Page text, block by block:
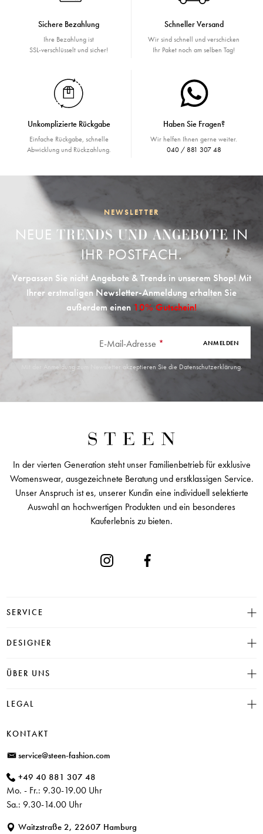
Sichere Bezahlung
Ihre Bezahlung ist
SSL-verschlüsselt und sicher!
Schneller Versand
Wir sind schnell und verschicken
Ihr Paket noch am selben Tag!
Unkomplizierte Rückgabe
Einfache Rückgabe, schnelle
Abwicklung und Rückzahlung.
Haben Sie Fragen?
Wir helfen Ihnen gerne weiter.
040 / 881 307 48
NEWSLETTER
NEUE TRENDS UND ANGEBOTEIN
IHR POSTFACH.
Verpassen Sie nicht Angebote & Trends in unserem Shop! Mit
Ihrer erstmaligen Newsletter-Anmeldung erhalten Sie
außerdem einen 10% Gutschein!
E-Mail-Adresse * ANMELDEN
Mit der Anmeldung zum Newsletter akzeptieren Sie die Datenschutzerklärung.
In der vierten Generation steht unser Familienbetrieb für exklusive
Womenswear, ausgezeichnete Beratung und erstklassigen Service.
Unser Anspruch ist es, unserer Kundin eine individuell selektierte
Auswahl an hochwertigen Produkten und ein besonderes
Kauferlebnis zu bieten.
SERVICE
Größentabelle
Häufige Fragen
Rücksendung
DESIGNER
INSIEME
JUVIA
CANDICE COOPER
+ Mehr Designer
ÜBER UNS
Historie
LEGAL
Impressum
KONTAKT
service@steen-fashion.com
+49 40 881 307 48
Mo. - Fr.: 9.30-19.00 Uhr
Sa.: 9.30-14.00 Uhr
Waitzstraße 2, 22607 Hamburg